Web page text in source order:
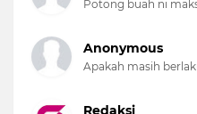
Potong buah ni
Anonymous
Apakah masih
Redaksi